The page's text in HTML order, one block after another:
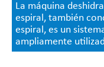
La máquina
espiral, también
espiral, es un
ampliamente
de aguas residuales